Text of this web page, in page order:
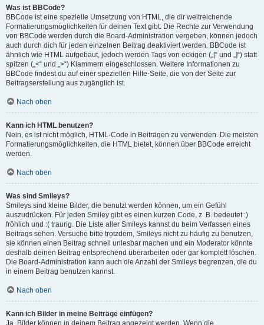
Was ist BBCode?
BBCode ist eine spezielle Umsetzung von HTML, die dir weitreichende
Formatierungsmöglichkeiten für deinen Text gibt. Die Rechte zur Verwendung
von BBCode werden durch die Board-Administration vergeben, können jedoch
auch durch dich für jeden einzelnen Beitrag deaktiviert werden. BBCode ist
ähnlich wie HTML aufgebaut, jedoch werden Tags von eckigen („[“ und „]“) statt
spitzen („<“ und „>“) Klammern eingeschlossen. Weitere Informationen zu
BBCode findest du auf einer speziellen Hilfe-Seite, die von der Seite zur
Beitragserstellung aus zugänglich ist.
Nach oben
Kann ich HTML benutzen?
Nein, es ist nicht möglich, HTML-Code in Beiträgen zu verwenden. Die meisten
Formatierungsmöglichkeiten, die HTML bietet, können über BBCode erreicht
werden.
Nach oben
Was sind Smileys?
Smileys sind kleine Bilder, die benutzt werden können, um ein Gefühl
auszudrücken. Für jeden Smiley gibt es einen kurzen Code, z. B. bedeutet :)
fröhlich und :( traurig. Die Liste aller Smileys kannst du beim Verfassen eines
Beitrags sehen. Versuche bitte trotzdem, Smileys nicht zu häufig zu benutzen,
sie können einen Beitrag schnell unlesbar machen und ein Moderator könnte
deshalb deinen Beitrag entsprechend überarbeiten oder gar komplett löschen.
Die Board-Administration kann auch die Anzahl der Smileys begrenzen, die du
in einem Beitrag benutzen kannst.
Nach oben
Kann ich Bilder in meine Beiträge einfügen?
Ja, Bilder können in deinem Beitrag angezeigt werden. Wenn die